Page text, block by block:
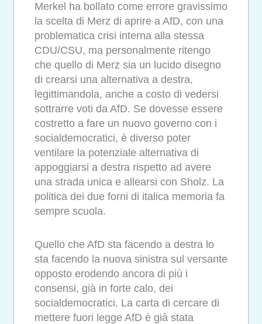
Merkel ha bollato come errore gravissimo
la scelta di Merz di aprire a AfD, con una
problematica crisi interna alla stessa
CDU/CSU, ma personalmente ritengo
che quello di Merz sia un lucido disegno
di crearsi una alternativa a destra,
legittimandola, anche a costo di vedersi
sottrarre voti da AfD. Se dovesse essere
costretto a fare un nuovo governo con i
socialdemocratici, è diverso poter
ventilare la potenziale alternativa di
appoggiarsi a destra rispetto ad avere
una strada unica e allearsi con Sholz. La
politica dei due forni di italica memoria fa
sempre scuola.
Quello che AfD sta facendo a destra lo
sta facendo la nuova sinistra sul versante
opposto erodendo ancora di più i
consensi, già in forte calo, dei
socialdemocratici. La carta di cercare di
mettere fuori legge AfD è già stata